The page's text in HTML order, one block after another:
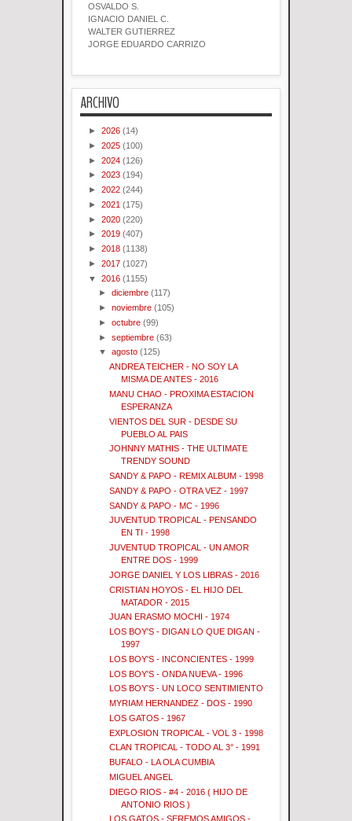
OSVALDO S.
IGNACIO DANIEL C.
WALTER GUTIERREZ
JORGE EDUARDO CARRIZO
ARCHIVO
► 2026 (14)
► 2025 (100)
► 2024 (126)
► 2023 (194)
► 2022 (244)
► 2021 (175)
► 2020 (220)
► 2019 (407)
► 2018 (1138)
► 2017 (1027)
▼ 2016 (1155)
►diciembre (117)
►noviembre (105)
►octubre (99)
►septiembre (63)
▼agosto (125)
ANDREA TEICHER - NO SOY LA
MISMA DE ANTES - 2016
MANU CHAO - PROXIMA ESTACION
ESPERANZA
VIENTOS DEL SUR - DESDE SU
PUEBLO AL PAIS
JOHNNY MATHIS - THE ULTIMATE
TRENDY SOUND
SANDY & PAPO - REMIX ALBUM - 1998
SANDY & PAPO - OTRA VEZ - 1997
SANDY & PAPO - MC - 1996
JUVENTUD TROPICAL - PENSANDO
EN TI - 1998
JUVENTUD TROPICAL - UN AMOR
ENTRE DOS - 1999
JORGE DANIEL Y LOS LIBRAS - 2016
CRISTIAN HOYOS - EL HIJO DEL
MATADOR - 2015
JUAN ERASMO MOCHI - 1974
LOS BOY'S - DIGAN LO QUE DIGAN -
1997
LOS BOY'S - INCONCIENTES - 1999
LOS BOY'S - ONDA NUEVA - 1996
LOS BOY'S - UN LOCO SENTIMIENTO
MYRIAM HERNANDEZ - DOS - 1990
LOS GATOS - 1967
EXPLOSION TROPICAL - VOL 3 - 1998
CLAN TROPICAL - TODO AL 3° - 1991
BUFALO - LA OLA CUMBIA
MIGUEL ANGEL
DIEGO RIOS - #4 - 2016 ( HIJO DE
ANTONIO RIOS )
LOS GATOS - SEREMOS AMIGOS -